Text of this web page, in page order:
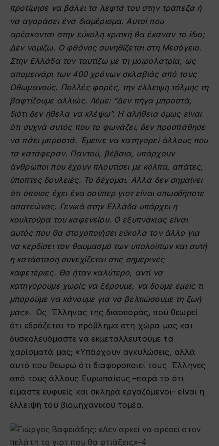
προτίμησε να βάλει τα λεφτά του στην τράπεζα ή
να αγοράσει ένα διαμέρισμα. Αυτοί που
αρέσκονται στην εύκολη κριτική θα έκαναν το ίδιο;
Δεν νομίζω. Ο φθόνος συνηθίζεται στη Μεσόγειο.
Στην Ελλάδα τον ταυτίζω με τη μοιρολατρία, ως
απομεινάρι των 400 χρόνων σκλαβιάς από τους
Οθωμανούς. Πολλές φορές, την έλλειψη τόλμης τη
βαφτίζουμε αλλιώς. Λέμε: “Δεν πήγα μπροστά,
διότι δεν ήθελα να κλέψω”. Η αλήθεια όμως είναι
ότι συχνά αυτός που το φωνάζει, δεν προσπάθησε
να πάει μπροστά. Έμεινε να κατηγορεί άλλους που
τα κατάφεραν. Παντού, βέβαια, υπάρχουν
άνθρωποι που έχουν πλουτίσει με κόλπα, απάτες,
ύποπτες δουλειές. Το δέχομαι. Αλλά δεν σημαίνει
ότι όποιος έχει ένα σούπερ γιοτ είναι οπωσδήποτε
απατεώνας. Γενικά στην Ελλάδα υπάρχει η
κουλτούρα του καφενείου. Ο εξυπνάκιας είναι
αυτός που θα στοχοποιήσει εύκολα τον άλλο για
να κερδίσει τον θαυμασμό των υπολοίπων και αυτή
η κατάσταση συνεχίζεται στις σημερινές
καφετέριες. Θα ήταν καλύτερο, αντί να
κατηγορούμε χωρίς να ξέρουμε, να δούμε εμείς τι
μπορούμε να κάνουμε για να βελτιώσουμε τη ζωή
μας». Ως Έλληνας της διασποράς, πού θεωρεί
ότι εδράζεται το πρόβλημα στη χώρα μας και
δυσκολευόμαστε να εκμεταλλευτούμε τα
χαρίσματά μας; «Υπάρχουν αγκυλώσεις, αλλά
αυτό που θεωρώ ότι διαφοροποιεί τους Έλληνες
από τους άλλους Ευρωπαίους –παρά το ότι
είμαστε ευφυείς και σκληρά εργαζόμενοι– είναι η
έλλειψη του βιομηχανικού τομέα.